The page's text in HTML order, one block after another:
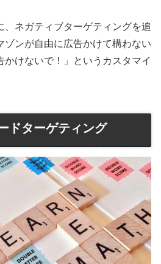
、ネガティブターゲティングを追
ゾンが自由に広告かけて構わない
かけないで！」というカスタマイ
ドターゲティング